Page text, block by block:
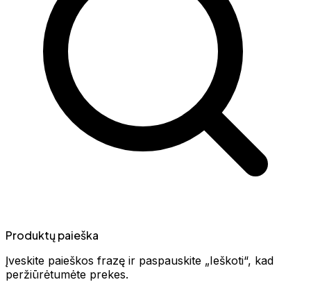
Produktų paieška
Įveskite paieškos frazę ir paspauskite „Ieškoti“, kad
peržiūrėtumėte prekes.